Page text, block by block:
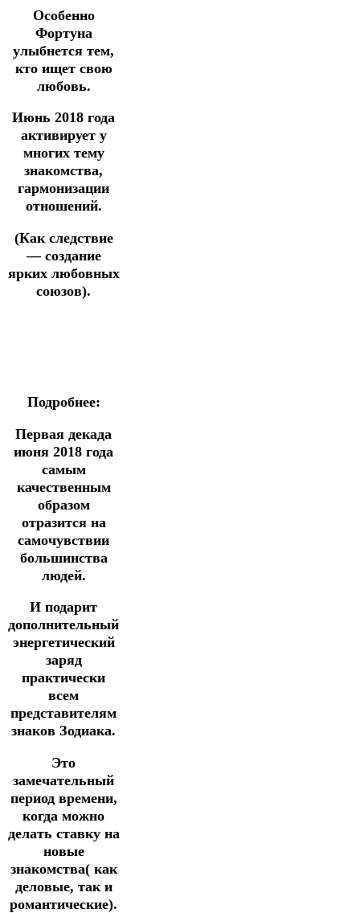
Особенно
Фортуна
улыбнется тем,
кто ищет свою
любовь.
Июнь 2018 года
активирует у
многих тему
знакомства,
гармонизации
отношений.
(Как следствие
— создание
ярких любовных
союзов).
Подробнее:
Первая декада
июня 2018 года
самым
качественным
образом
отразится на
самочувствии
большинства
людей.
И подарит
дополнительный
энергетический
заряд
практически
всем
представителям
знаков Зодиака.
Это
замечательный
период времени,
когда можно
делать ставку на
новые
знакомства( как
деловые, так и
романтические).